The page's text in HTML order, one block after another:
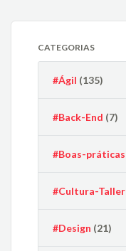
CATEGORIAS
#Ágil (135)
#Back-End (7)
#Boas-práticas
#Cultura-Taller
#Design (21)